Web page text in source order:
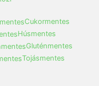
Cukormentes
Húsmentes
Gluténmentes
Tojásmentes